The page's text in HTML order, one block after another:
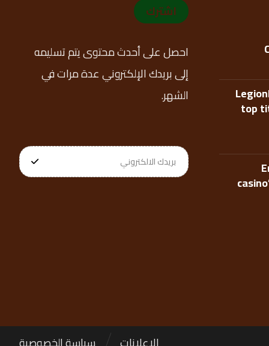
top
اشترك
احصل على أحدث محتوى يتم تسليمه
إلى بريدك الإلكتروني عدة مرات في
الشهر.